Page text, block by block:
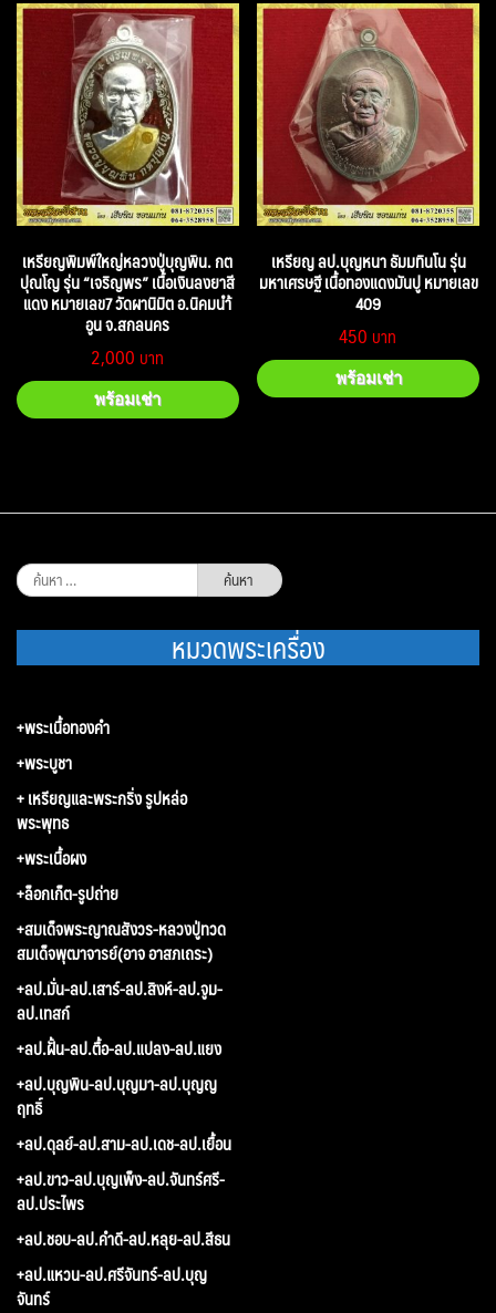
เหรียญพิมพ์ใหญ่หลวงปู่บุญพิน. กต
ปุณโญ รุ่น “เจริญพร” เนื้อเงินลงยาสี
แดง หมายเลข7 วัดผานิมิต อ.นิคมนำ้
อูน จ.สกลนคร
2,000
พร้อมเช่า
เหรียญ ลป.บุญหนา ธัมมทินโน รุ่น
มหาเศรษฐี เนื้อทองแดงมันปู หมายเลข
409
450
พร้อมเช่า
ค้นหา
สำหรับ:
หมวดพระเครื่อง
+พระเนื้อทองคำ
+พระบูชา
+ เหรียญและพระกริ่ง รูปหล่อ
พระพุทธ
+พระเนื้อผง
+ล็อกเก็ต-รูปถ่าย
+สมเด็จพระญาณสังวร-หลวงปู่ทวด
สมเด็จพุฒาจารย์(อาจ อาสภเถระ)
+ลป.มั่น-ลป.เสาร์-ลป.สิงห์-ลป.จูม-
ลป.เทสก์
+ลป.ฝั้น-ลป.ตื้อ-ลป.แปลง-ลป.แยง
+ลป.บุญพิน-ลป.บุญมา-ลป.บุญญ
ฤทธิ์
+ลป.ดุลย์-ลป.สาม-ลป.เดช-ลป.เยื้อน
+ลป.ขาว-ลป.บุญเพ็ง-ลป.จันทร์ศรี-
ลป.ประไพร
+ลป.ชอบ-ลป.คำดี-ลป.หลุย-ลป.สีธน
+ลป.แหวน-ลป.ศรีจันทร์-ลป.บุญ
จันทร์